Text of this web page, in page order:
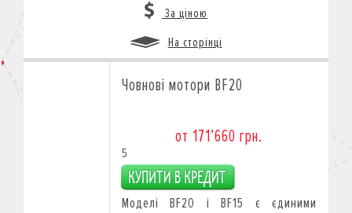
За ціною
На сторінці
Човнові мотори BF20
от 171’660 грн.
5
Моделі BF20 і BF15 є єдиними